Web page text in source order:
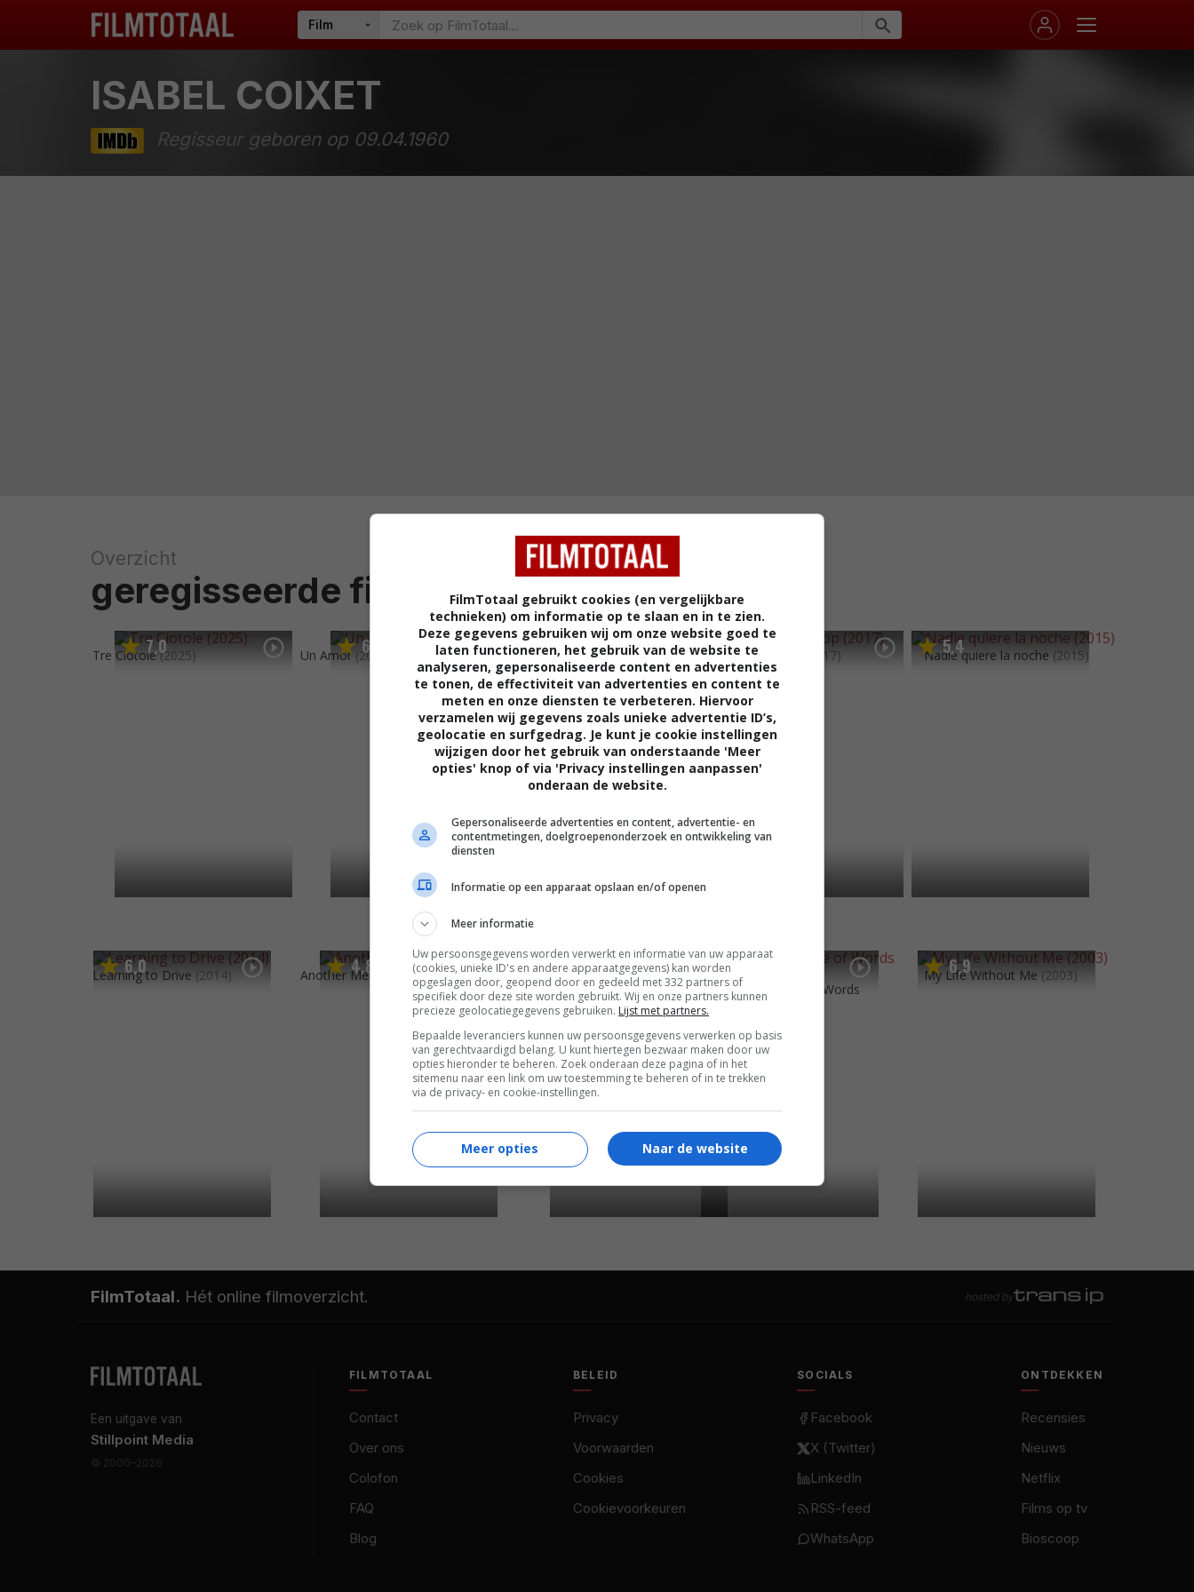
ISABEL COIXET
Regisseur geboren op 09.04.1960
Overzicht
geregisseerde films
7,0
Tre Ciotole (2025) 6
Un Amor (2023) 57
Elisa y Marcela (2019) 60
The Bookshop (2017) 5,4
Nadie quiere la noche (2015)
6,0
Learning to Drive (2014) 4,8
Another Me 6,3
Elegy (2008) 6 8
The Secret Life of Words
(2005)
6,9
My Life Without Me (2003)
FilmTotaal. Hét online filmoverzicht. hosted by
Een uitgave van
Stillpoint Media
© 2000–2026
FILMTOTAAL
Contact
Over ons
Colofon
FAQ
Blog
BELEID
Privacy
Voorwaarden
Cookies
Cookievoorkeuren
SOCIALS
Facebook
X (Twitter)
LinkedIn
RSS-feed
WhatsApp
ONTDEKKEN
Recensies
Nieuws
Netflix
Films op tv
Bioscoop
FilmTotaal gebruikt cookies (en vergelijkbare
technieken) om informatie op te slaan en in te zien.
Deze gegevens gebruiken wij om onze website goed te
laten functioneren, het gebruik van de website te
analyseren, gepersonaliseerde content en advertenties
te tonen, de effectiviteit van advertenties en content te
meten en onze diensten te verbeteren. Hiervoor
verzamelen wij gegevens zoals unieke advertentie ID’s,
geolocatie en surfgedrag. Je kunt je cookie instellingen
wijzigen door het gebruik van onderstaande 'Meer
opties' knop of via 'Privacy instellingen aanpassen'
onderaan de website.
Gepersonaliseerde advertenties en content, advertentie- en
contentmetingen, doelgroepenonderzoek en ontwikkeling van
diensten
Informatie op een apparaat opslaan en/of openen
Meer informatie
Uw persoonsgegevens worden verwerkt en informatie van uw apparaat
(cookies, unieke ID's en andere apparaatgegevens) kan worden
opgeslagen door, geopend door en gedeeld met 332 partners of
specifiek door deze site worden gebruikt. Wij en onze partners kunnen
precieze geolocatiegegevens gebruiken. Lijst met partners.
Bepaalde leveranciers kunnen uw persoonsgegevens verwerken op basis
van gerechtvaardigd belang. U kunt hiertegen bezwaar maken door uw
opties hieronder te beheren. Zoek onderaan deze pagina of in het
sitemenu naar een link om uw toestemming te beheren of in te trekken
via de privacy- en cookie-instellingen.
Naar de website
Meer opties